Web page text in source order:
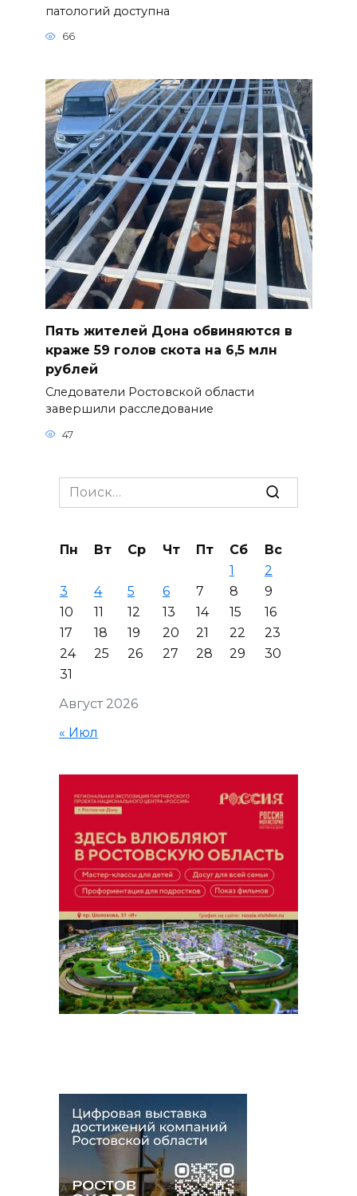
патологий доступна
66
Пять жителей Дона обвиняются в
краже 59 голов скота на 6,5 млн
рублей
Следователи Ростовской области
завершили расследование
47
Search
for:
Август 2026
Пн Вт Ср Чт Пт Сб
Вс
1
2
3
4 5 6 7 8
9
10
11 12 13 14 15
16
17
18 19 20 21 22
23
24
25 26 27 28 29
30
31
« Июл